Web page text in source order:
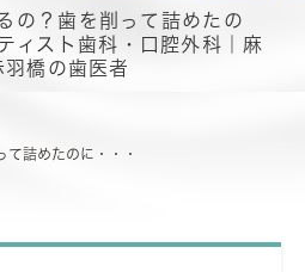
の？歯を削って詰めたの
ィスト歯科・口腔外科｜麻
羽橋の歯医者
て詰めたのに・・・